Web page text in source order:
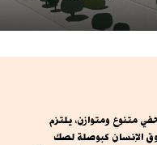
متنوع ومتوازن، يلتزم
الإنسان كبوصلة لصك